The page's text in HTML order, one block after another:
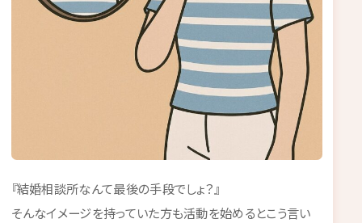
『結婚相談所なんて最後の手段でしょ？』
そんなイメージを持っていた方も活動を始めるとこう言い